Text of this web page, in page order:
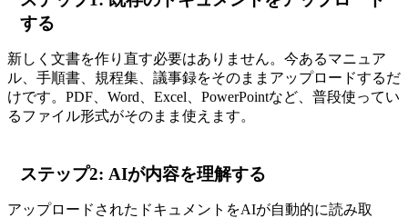
する
新しく文書を作り直す必要はありません。今あるマニュア
ル、手順書、規程集、議事録をそのままアップロードするだ
けです。PDF、Word、Excel、PowerPointなど、普段使ってい
るファイル形式がそのまま使えます。
ステップ2: AIが内容を理解する
アップロードされたドキュメントをAIが自動的に読み取